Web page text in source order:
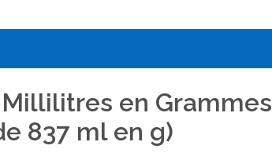
en Grammes
837 ml en g)